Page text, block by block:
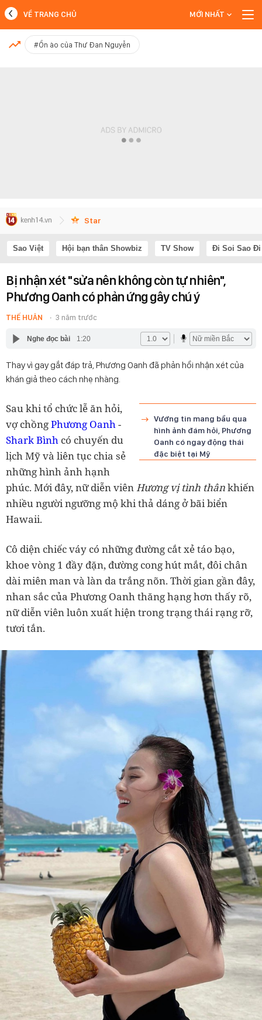
MỚI NHẤT
VỀ TRANG CHỦ MỚI NHẤT
#Ồn ào của Thư Đan Nguyễn
Star
Sao Việt Hội bạn thân Showbiz TV Show Đi Soi Sao Đi
Bị nhận xét "sửa nên không còn tự nhiên",
Phương Oanh có phản ứng gây chú ý
THẾ HUÂN 3 năm trước
Nghe đọc bài 1:20
Thay vì gay gắt đáp trả, Phương Oanh đã phản hồi nhận xét của
khán giả theo cách nhẹ nhàng.
Vướng tin mang bầu qua
hình ảnh đám hỏi, Phương
Oanh có ngay động thái
đặc biệt tại Mỹ
Sau khi tổ chức lễ ăn hỏi,
vợ chồngPhương Oanh-
Shark Bình có chuyến du
lịch Mỹ và liên tục chia sẻ
những hình ảnh hạnh
phúc. Mới đây, nữ diễn viênHương vị tình thânkhiến
nhiều người ngưỡng mộ khi thả dáng ở bãi biển
Hawaii.
Cô diện chiếc váy có những đường cắt xẻ táo bạo,
khoe vòng 1 đầy đặn, đường cong hút mắt, đôi chân
dài miên man và làn da trắng nõn. Thời gian gần đây,
nhan sắc của Phương Oanh thăng hạng hơn thấy rõ,
nữ diễn viên luôn xuất hiện trong trạng thái rạng rỡ,
tươi tắn.